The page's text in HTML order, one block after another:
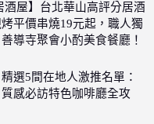
酒屋】台北華山高評分居酒
平價串燒19元起，職人獨
導寺聚會小酌美食餐廳！
精選5間在地人激推名單：
感必訪特色咖啡廳全攻